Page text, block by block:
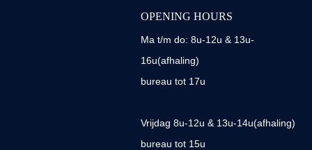
OPENING HOURS
Ma t/m do: 8u-12u & 13u-
16u(afhaling)
bureau tot 17u
Vrijdag 8u-12u & 13u-14u(afhaling)
bureau tot 15u